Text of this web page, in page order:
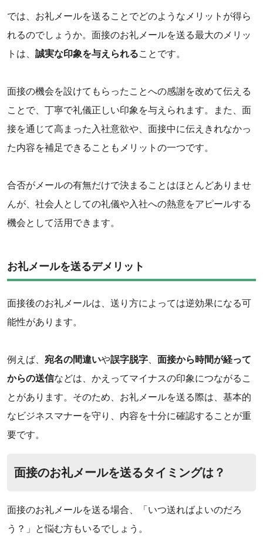
では、お礼メールを送ることでどのようなメリットが得ら
れるのでしょうか。面接のお礼メールを送る最大のメリッ
トは、 誠実な印象を与えられることです。
‌面接の機会を設けてもらったことへの感謝を改めて伝える
ことで、丁寧で礼儀正しい印象を与えられます。また、面
接を通じて高まった入社意欲や、面接中に伝えきれなかっ
た内容を補足できることもメリットの一つです。
‌合否がメールの有無だけで決まることはほとんどありませ
んが、社会人としての礼儀や入社への熱意をアピールする
機会として活用できます。
お礼メールを送るデメリット
面接後のお礼メールは、送り方によっては逆効果になる可
能性があります。
例えば、 宛名の間違いや誤字脱字
面接から時間が経って
からの送信などは、かえってマイナスの印象につながるこ
とがあります。そのため、お礼メールを送る際は、基本的
なビジネスマナーを守り、内容を十分に確認することが重
要です。
面接のお礼メールを送るタイミングは？
面接のお礼メールを送る場合、「いつ送ればよいのだろ
う？」と悩む方もいるでしょう。